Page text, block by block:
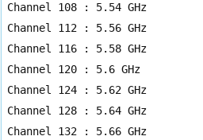
Channel 108 : 5.54 GHz
Channel 112 : 5.56 GHz
Channel 116 : 5.58 GHz
Channel 120 : 5.6 GHz
Channel 124 : 5.62 GHz
Channel 128 : 5.64 GHz
Channel 132 : 5.66 GHz